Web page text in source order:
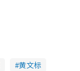
黄文标